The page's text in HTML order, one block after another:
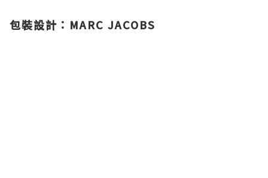
包裝設計：MARC JACOBS